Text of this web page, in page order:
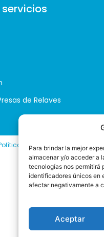
Para brindar la mejor
almacenar y/o acceder a
tecnologías nos permitirá
identificadores únicos en
afectar negativamente a
Aceptar
de Relaves
de cookiesPolítica de